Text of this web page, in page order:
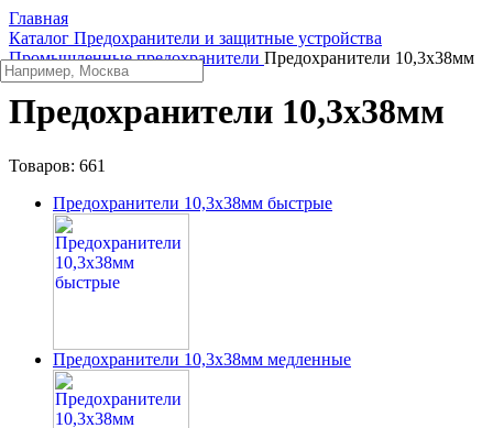
Главная
Каталог Предохранители и защитные устройства
Промышленные предохранители Предохранители 10,3x38мм
Предохранители 10,3x38мм
Товаров: 661
Предохранители 10,3x38мм быстрые
Предохранители 10,3x38мм медленные